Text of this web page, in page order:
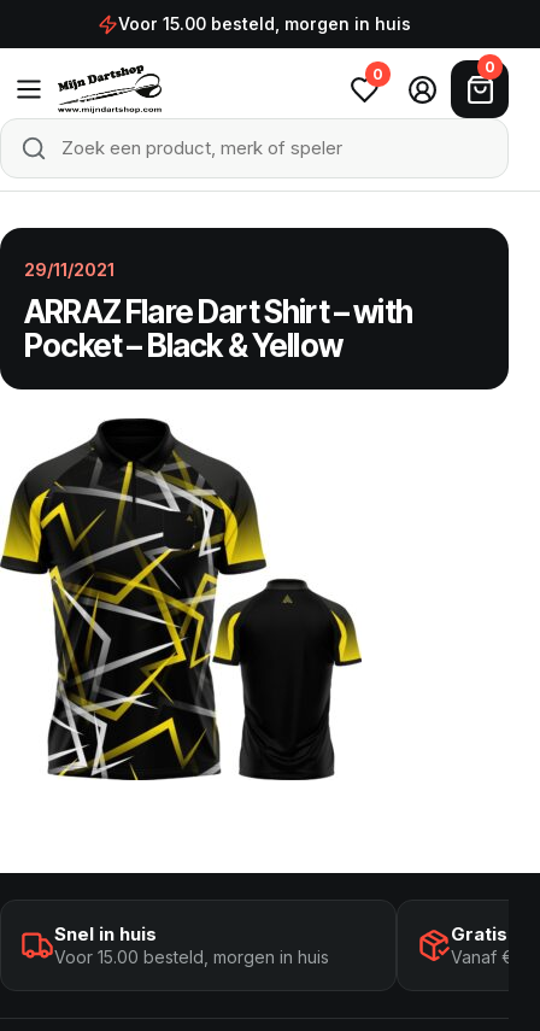
Ga naar de inhoudVoor 15.00 besteld, morgen in huis
Zoek een product, merk of speler
Zoeken
0 0
29/11/2021
ARRAZ Flare Dart Shirt – with
Pocket – Black & Yellow
Snel in huis
Voor 15.00 besteld, morgen in huis
Gratis
Vanaf €